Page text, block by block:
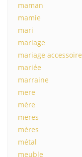
maman
mamie
mari
mariage
mariage accessoire
mariée
marraine
mere
mère
meres
mères
métal
meuble